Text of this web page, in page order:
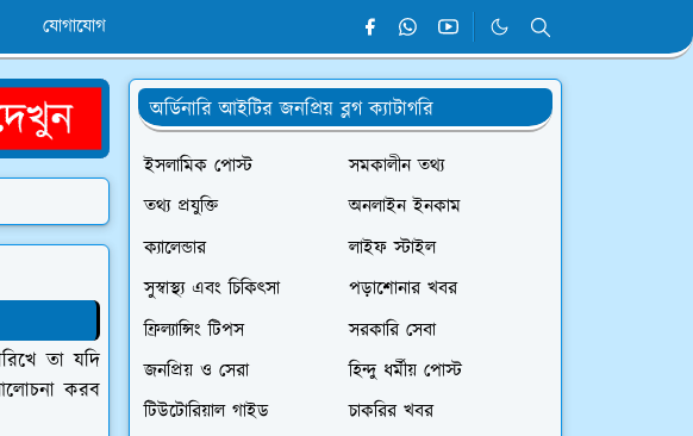
যোগাযোগ
তা যদি
করব
অর্ডিনারি আইটির জনপ্রিয় ব্লগ ক্যাটাগরি
ইসলামিক পোস্ট
সমকালীন তথ্য
তথ্য প্রযুক্তি
অনলাইন ইনকাম
ক্যালেন্ডার
লাইফ স্টাইল
সুস্বাস্থ্য এবং চিকিৎসা
পড়াশোনার খবর
ফ্রিল্যান্সিং টিপস
সরকারি সেবা
জনপ্রিয় ও সেরা
হিন্দু ধর্মীয় পোস্ট
টিউটোরিয়াল গাইড
চাকরির খবর